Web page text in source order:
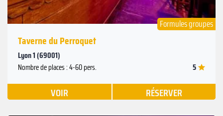
Formules groupes
Taverne du Perroquet
Lyon 1 (69001)
Nombre de places : 4-60 pers. 5
VOIR RÉSERVER